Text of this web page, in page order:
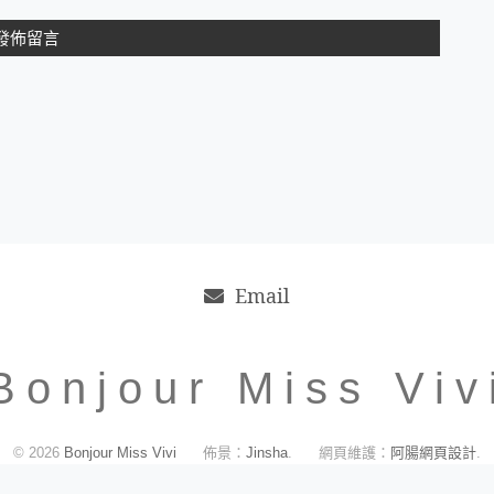
Email
Miss
© 2026 Bonjour Miss Vivi 佈景： Jinsha. 網頁維護： 阿腸網頁設計.